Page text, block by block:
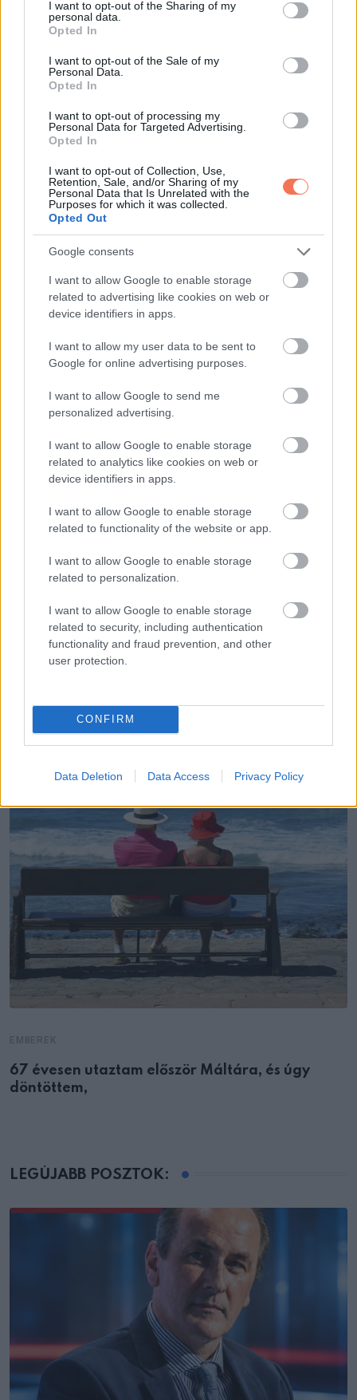
not limited to your visit or usage behaviour. You may click to
grant or deny consent to Google and its third-party tags to
use your data for below specified purposes in below Google
consent section.
I want to opt-out of the Sharing of my
personal data.
Opted In
I want to opt-out of the Sale of my
Personal Data.
Opted In
I want to opt-out of processing my
Personal Data for Targeted Advertising.
Opted In
I want to opt-out of Collection, Use,
Retention, Sale, and/or Sharing of my
Personal Data that Is Unrelated with the
Purposes for which it was collected.
Opted Out
Google consents
I want to allow Google to enable storage
related to advertising like cookies on web or
device identifiers in apps.
I want to allow my user data to be sent to
Google for online advertising purposes.
I want to allow Google to send me
personalized advertising.
I want to allow Google to enable storage
related to analytics like cookies on web or
device identifiers in apps.
I want to allow Google to enable storage
related to functionality of the website or app.
I want to allow Google to enable storage
related to personalization.
I want to allow Google to enable storage
related to security, including authentication
functionality and fraud prevention, and other
user protection.
CONFIRM
Data Deletion Data Access Privacy Policy
Apám pedig maradt, mellettem, végig.
És ennyi volt a lényeg.
Senkit nem lehet a munkája alapján megítélni. A méltóság
van. Én apámtól tanultam meg, hogyan kell úgy élni, hogy
közben ne kelljen lehajtani a fejem.
Oszd meg ezt a posztot:
WhatsappReddit Share
via
ELŐZŐ POSZT
A jade virág titka: egy csendes szerelem,
félreértett szándékok és egy meglepetés
örökség története
KÖVETKEZŐ POSZT
5 jel, amit sok hívő a Szentlélek munkájának
tart az életében
67 évesen utaztam először Máltára, és úgy
döntöttem,
LEGÚJABB POSZTOK: